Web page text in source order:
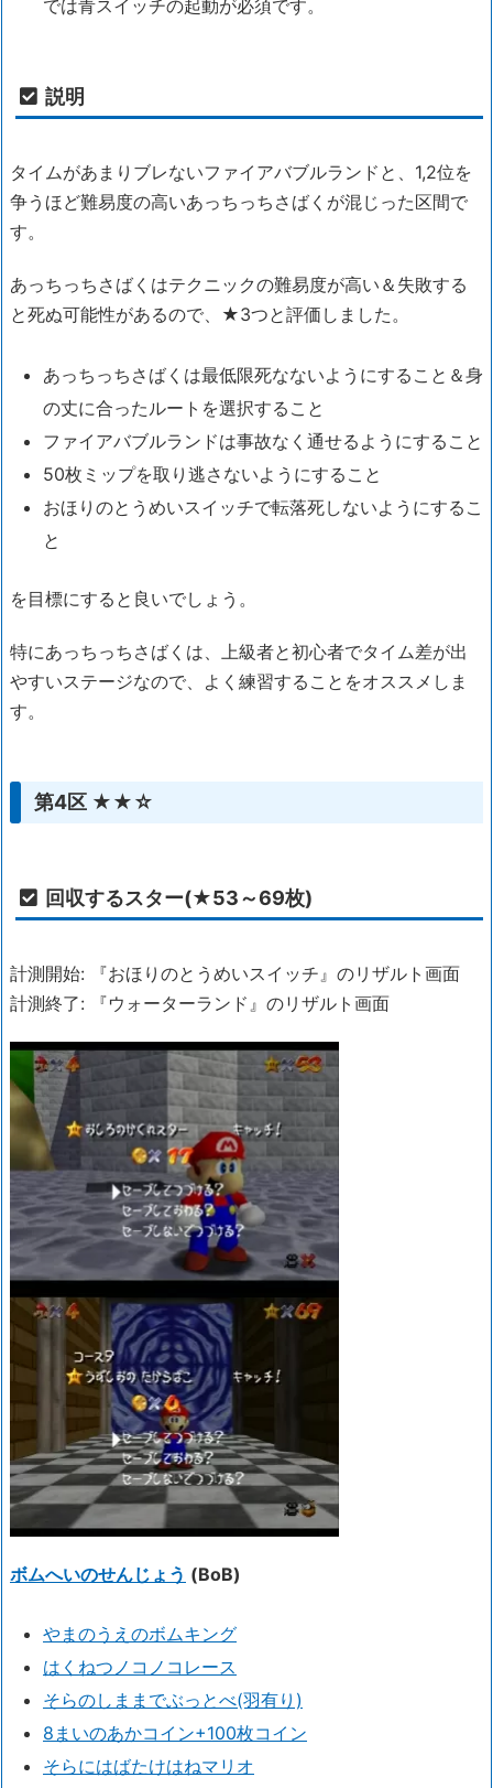
では青スイッチの起動が必須です。
説明
タイムがあまりブレないファイアバブルランドと、1,2位を
争うほど難易度の高いあっちっちさばくが混じった区間で
す。
あっちっちさばくはテクニックの難易度が高い＆失敗する
と死ぬ可能性があるので、★3つと評価しました。
あっちっちさばくは最低限死なないようにすること＆身
の丈に合ったルートを選択すること
ファイアバブルランドは事故なく通せるようにすること
50枚ミップを取り逃さないようにすること
おほりのとうめいスイッチで転落死しないようにするこ
と
を目標にすると良いでしょう。
特にあっちっちさばくは、上級者と初心者でタイム差が出
やすいステージなので、よく練習することをオススメしま
す。
第4区 ★★☆
回収するスター(★53～69枚)
計測開始: 『おほりのとうめいスイッチ』のリザルト画面
計測終了: 『ウォーターランド』のリザルト画面
ボムへいのせんじょう (BoB)
やまのうえのボムキング
はくねつノコノコレース
そらのしままでぶっとべ(羽有り)
8まいのあかコイン+100枚コイン
そらにはばたけはねマリオ